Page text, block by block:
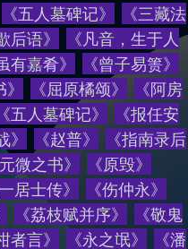
《五人墓碑记》
《三藏法
后语》 《凡音，生于人
有嘉肴》 《曾子易箦》
》 《屈原橘颂》 《阿房
《五人墓碑记》 《报任安
》 《赵普》 《指南录后
微之书》 《原毁》
居士传》 《伤仲永》
《荔枝赋并序》 《敬鬼
者言》 《永之氓》 《潘